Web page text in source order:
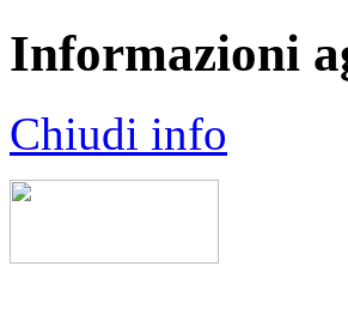
Informazioni
Chiudi info